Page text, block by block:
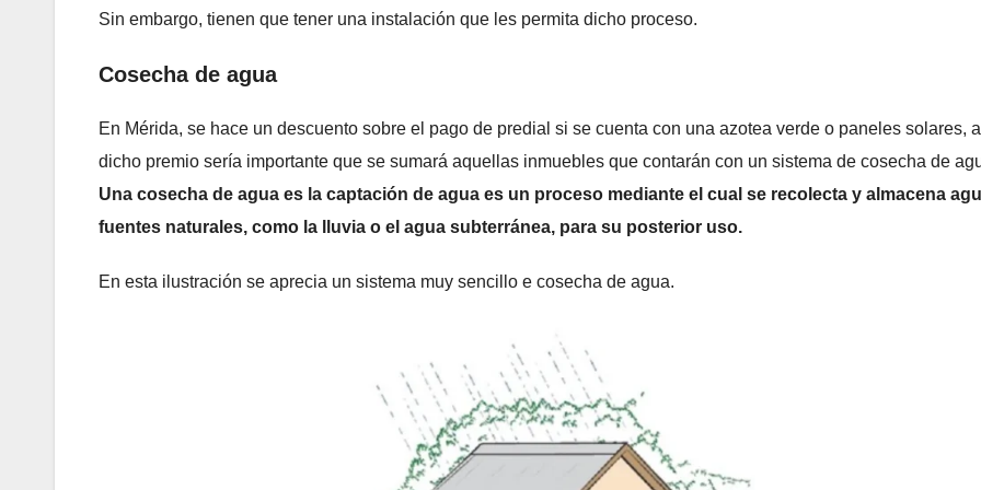
Sin embargo, tienen que tener una instalación que les permita dicho proceso.
Cosecha de agua
En Mérida, se hace un descuento sobre el pago de predial si se cuenta con una azotea verde o paneles solares, a
dicho premio sería importante que se sumará aquellas inmuebles que contarán con un sistema de cosecha de
Una cosecha de agua es la captación de agua es un proceso mediante el cual se recolecta y almacena
fuentes naturales, como la lluvia o el agua subterránea, para su posterior uso.
En esta ilustración se aprecia un sistema muy sencillo e cosecha de agua.